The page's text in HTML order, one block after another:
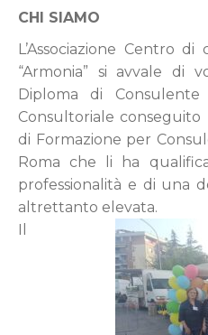
CHI SIAMO
L’Associazione Centro
“Armonia” si avvale di
Diploma di
Consultoriale conseguito
di Formazione per
Roma che li ha
professionalità e di una
altrettanto elevata.
Il